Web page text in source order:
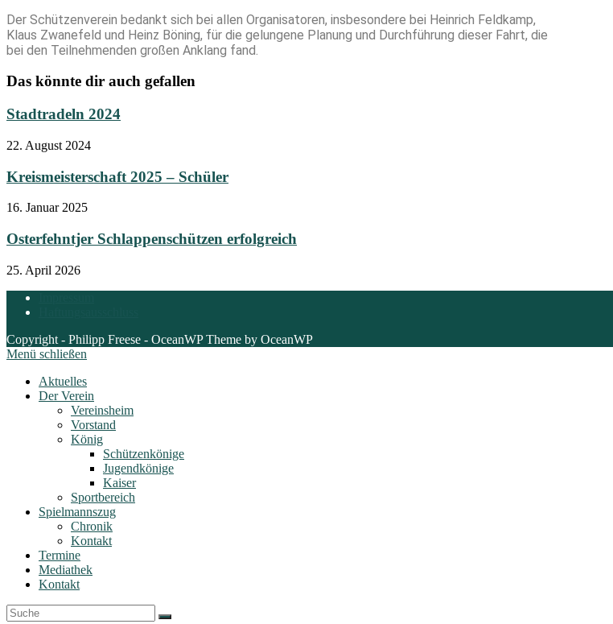
Der Schützenverein bedankt sich bei allen Organisatoren, insbesondere bei Heinrich Feldkamp,
Klaus Zwanefeld und Heinz Böning, für die gelungene Planung und Durchführung dieser Fahrt, die
bei den Teilnehmenden großen Anklang fand.
Das könnte dir auch gefallen
Stadtradeln 2024
22. August 2024
Kreismeisterschaft 2025 – Schüler
16. Januar 2025
Osterfehntjer Schlappenschützen erfolgreich
25. April 2026
Copyright - Philipp Freese - OceanWP Theme by OceanWP
Menü schließen
Aktuelles
Der Verein
Vereinsheim
Vorstand
König
Schützenkönige
Jugendkönige
Kaiser
Sportbereich
Spielmannszug
Chronik
Kontakt
Termine
Mediathek
Kontakt